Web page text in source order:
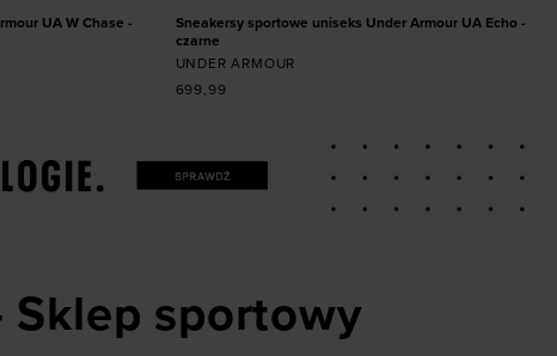
UA W Chase -
Sneakersy sportowe uniseks Under Armour UA Echo -
czarne
UNDER ARMOUR
699,99
Sklep sportowy